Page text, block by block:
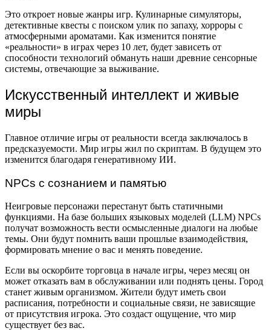
Это откроет новые жанры игр. Кулинарные симуляторы,
детективные квесты с поиском улик по запаху, хорроры с
атмосферными ароматами. Как изменится понятие
«реальности» в играх через 10 лет, будет зависеть от
способности технологий обмануть наши древние сенсорные
системы, отвечающие за выживание.
Искусственный интеллект и живые
миры
Главное отличие игры от реальности всегда заключалось в
предсказуемости. Мир игры жил по скриптам. В будущем это
изменится благодаря генеративному ИИ.
NPCs с сознанием и памятью
Неигровые персонажи перестанут быть статичными
функциями. На базе больших языковых моделей (LLM) NPCs
получат возможность вести осмысленные диалоги на любые
темы. Они будут помнить ваши прошлые взаимодействия,
формировать мнение о вас и менять поведение.
Если вы оскорбите торговца в начале игры, через месяц он
может отказать вам в обслуживании или поднять цены. Город
станет живым организмом. Жители будут иметь свои
расписания, потребности и социальные связи, не зависящие
от присутствия игрока. Это создаст ощущение, что мир
существует без вас.